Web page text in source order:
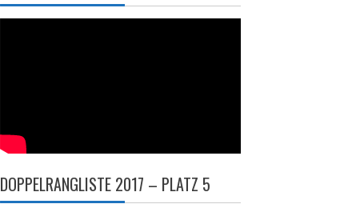
DOPPELRANGLISTE 2017 – PLATZ 5